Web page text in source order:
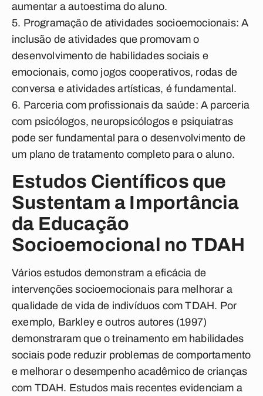
aumentar a autoestima do aluno.
Programação de atividades socioemocionais: A
inclusão de atividades que promovam o
desenvolvimento de habilidades sociais e
emocionais, como jogos cooperativos, rodas de
conversa e atividades artísticas, é fundamental.
Parceria com profissionais da saúde: A parceria
com psicólogos, neuropsicólogos e psiquiatras
pode ser fundamental para o desenvolvimento de
um plano de tratamento completo para o aluno.
Estudos Científicos que
Sustentam a Importância
da Educação
Socioemocional no TDAH
Vários estudos demonstram a eficácia de
intervenções socioemocionais para melhorar a
qualidade de vida de indivíduos com TDAH. Por
exemplo, Barkley e outros autores (1997)
demonstraram que o treinamento em habilidades
sociais pode reduzir problemas de comportamento
e melhorar o desempenho acadêmico de crianças
com TDAH. Estudos mais recentes evidenciam a